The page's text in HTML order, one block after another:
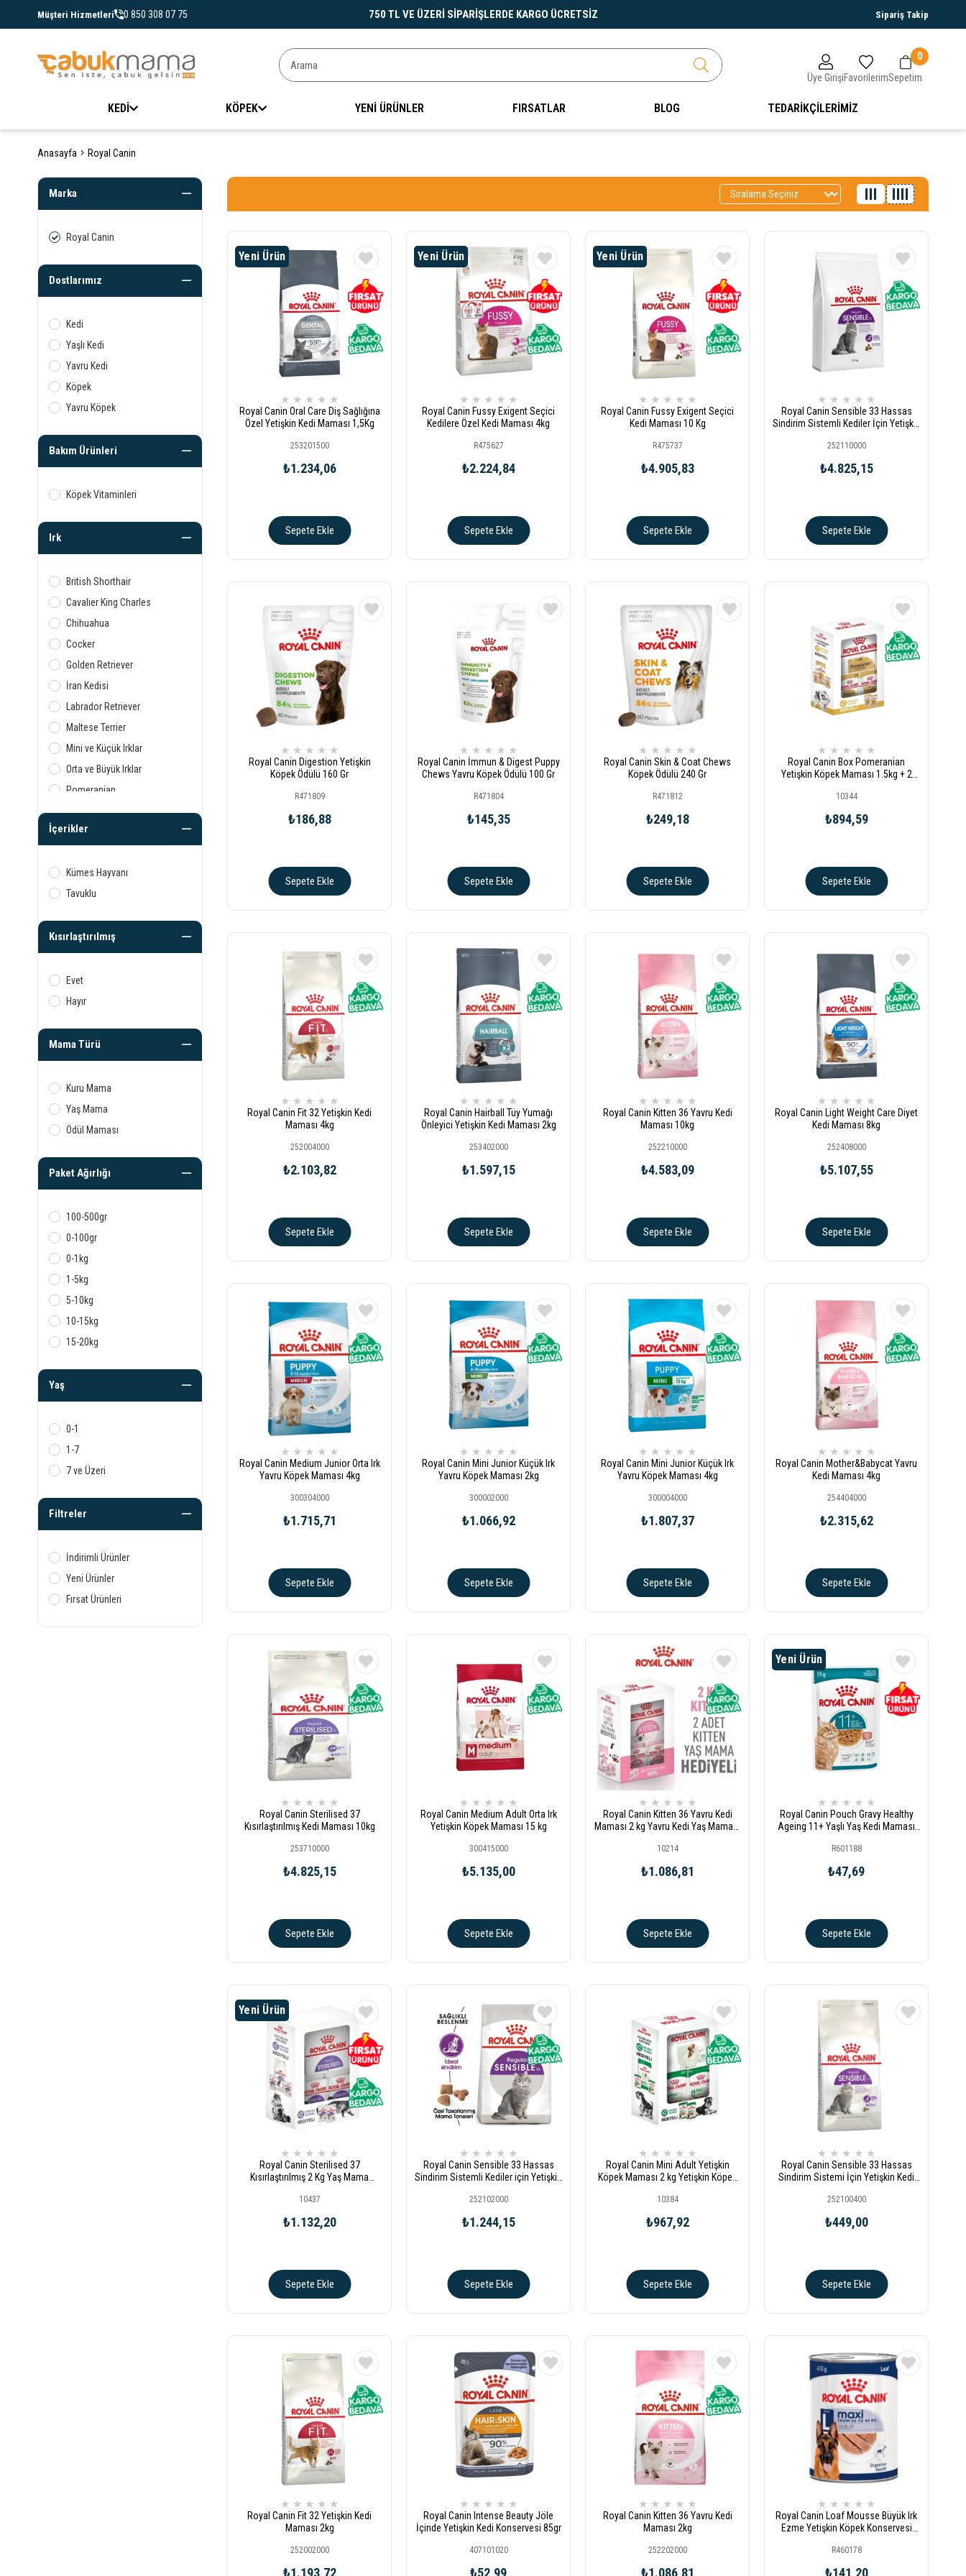
Müşteri Hizmetleri 0 850 308 07 75 750 TL VE ÜZERİ SİPARİŞLERDE KARGO ÜCRETSİZ Sipariş Takip
Üye GirişiFavorilerimSepetim
0
KEDİ KÖPEK YENİ ÜRÜNLER FIRSATLAR BLOG TEDARİKÇİLERİMİZ
Anasayfa Royal Canin
Marka
Royal Canin
Dostlarımız
Kedi
Yaşlı Kedi
Yavru Kedi
Köpek
Yavru Köpek
Bakım Ürünleri
Köpek Vitaminleri
Irk
British Shorthair
Cavalier King Charles
Chihuahua
Cocker
Golden Retriever
İran Kedisi
Labrador Retriever
Maltese Terrier
Mini ve Küçük Irklar
Orta ve Büyük Irklar
Pomeranian
Poodle
Pug
Yorkshire Terrier
İçerikler
Kümes Hayvanı
Tavuklu
Kısırlaştırılmış
Evet
Hayır
Mama Türü
Kuru Mama
Yaş Mama
Ödül Maması
Paket Ağırlığı
100-500gr
0-100gr
0-1kg
1-5kg
5-10kg
10-15kg
15-20kg
Yaş
0-1
1-7
7 ve Üzeri
Filtreler
İndirimli Ürünler
Yeni Ürünler
Fırsat Ürünleri
★ ★ ★ ★ ★
Royal Canin Oral Care Diş Sağlığına
Özel Yetişkin Kedi Maması 1,5Kg
253201500
₺1.234,06
Sepete Ekle
Yeni Ürün
★ ★ ★ ★ ★
Royal Canin Fussy Exigent Seçici
Kedilere Özel Kedi Maması 4kg
R475627
₺2.224,84
Sepete Ekle
Yeni Ürün
★ ★ ★ ★ ★
Royal Canin Fussy Exigent Seçici
Kedi Maması 10 Kg
R475737
₺4.905,83
Sepete Ekle
Yeni Ürün
★ ★ ★ ★ ★
Royal Canin Sensible 33 Hassas
Sindirim Sistemli Kediler İçin Yetişkin
252110000
₺4.825,15
Sepete Ekle
★ ★ ★ ★ ★
Royal Canin Digestion Yetişkin
Köpek Ödülü 160 Gr
R471809
₺186,88
Sepete Ekle
★ ★ ★ ★ ★
Royal Canin İmmun & Digest Puppy
Chews Yavru Köpek Ödülü 100 Gr
R471804
₺145,35
Sepete Ekle
★ ★ ★ ★ ★
Royal Canin Skin & Coat Chews
Köpek Ödülü 240 Gr
R471812
₺249,18
Sepete Ekle
★ ★ ★ ★ ★
Royal Canin Box Pomeranian
Yetişkin Köpek Maması 1.5kg + 2
10344
₺894,59
Sepete Ekle
★ ★ ★ ★ ★
Royal Canin Fit 32 Yetişkin Kedi
Maması 4kg
252004000
₺2.103,82
Sepete Ekle
★ ★ ★ ★ ★
Royal Canin Hairball Tüy Yumağı
Önleyici Yetişkin Kedi Maması 2kg
253402000
₺1.597,15
Sepete Ekle
★ ★ ★ ★ ★
Royal Canin Kitten 36 Yavru Kedi
Maması 10kg
252210000
₺4.583,09
Sepete Ekle
★ ★ ★ ★ ★
Royal Canin Light Weight Care Diyet
Kedi Maması 8kg
252408000
₺5.107,55
Sepete Ekle
★ ★ ★ ★ ★
Royal Canin Medium Junior Orta Irk
Yavru Köpek Maması 4kg
300304000
₺1.715,71
Sepete Ekle
★ ★ ★ ★ ★
Royal Canin Mini Junior Küçük Irk
Yavru Köpek Maması 2kg
300002000
₺1.066,92
Sepete Ekle
★ ★ ★ ★ ★
Royal Canin Mini Junior Küçük Irk
Yavru Köpek Maması 4kg
300004000
₺1.807,37
Sepete Ekle
★ ★ ★ ★ ★
Royal Canin Mother&Babycat Yavru
Kedi Maması 4kg
254404000
₺2.315,62
Sepete Ekle
★ ★ ★ ★ ★
Royal Canin Sterilised 37
Kısırlaştırılmış Kedi Maması 10kg
253710000
₺4.825,15
Sepete Ekle
★ ★ ★ ★ ★
Royal Canin Medium Adult Orta Irk
Yetişkin Köpek Maması 15 kg
300415000
₺5.135,00
Sepete Ekle
★ ★ ★ ★ ★
Royal Canin Kitten 36 Yavru Kedi
Maması 2 kg Yavru Kedi Yaş Maması
10214
₺1.086,81
Sepete Ekle
★ ★ ★ ★ ★
Royal Canin Pouch Gravy Healthy
Ageing 11+ Yaşlı Yaş Kedi Maması
R601188
₺47,69
Sepete Ekle
Yeni Ürün
★ ★ ★ ★ ★
Royal Canin Sterilised 37
Kısırlaştırılmış 2 Kg Yaş Mama
10437
₺1.132,20
Sepete Ekle
Yeni Ürün
★ ★ ★ ★ ★
Royal Canin Sensible 33 Hassas
Sindirim Sistemli Kediler için Yetişkin
252102000
₺1.244,15
Sepete Ekle
★ ★ ★ ★ ★
Royal Canin Mini Adult Yetişkin
Köpek Maması 2 kg Yetişkin Köpek
10384
₺967,92
Sepete Ekle
★ ★ ★ ★ ★
Royal Canin Sensible 33 Hassas
Sindirim Sistemi İçin Yetişkin Kedi
252100400
₺449,00
Sepete Ekle
★ ★ ★ ★ ★
Royal Canin Fit 32 Yetişkin Kedi
Maması 2kg
252002000
₺1.193,72
★ ★ ★ ★ ★
Royal Canin Intense Beauty Jöle
İçinde Yetişkin Kedi Konservesi 85gr
407101020
₺52,99
★ ★ ★ ★ ★
Royal Canin Kitten 36 Yavru Kedi
Maması 2kg
252202000
₺1.086,81
★ ★ ★ ★ ★
Royal Canin Loaf Mousse Büyük Irk
Ezme Yetişkin Köpek Konservesi
R460178
₺141,20